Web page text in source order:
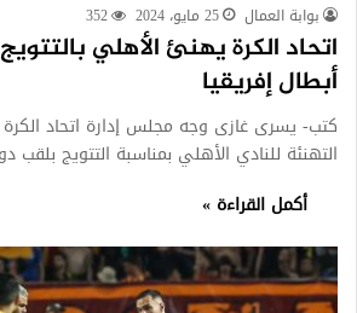
بوابة العمال 25 مايو، 2024 352
اتحاد الكرة يهنئ الأهلي
أبطال إفريقيا
كتب- يسرى غازى وجه مجلس إدارة اتحاد الكرة
التهنئة للنادي الأهلي بمناسبة التتويج بلقب
أكمل القراءة »